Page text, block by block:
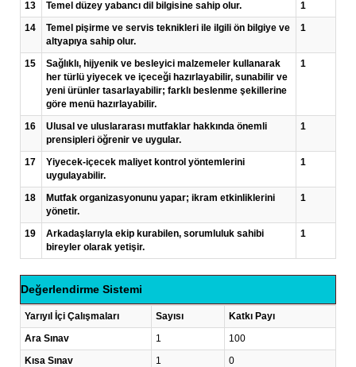
13 Temel düzey yabancı dil bilgisine sahip olur.
1
14
Temel pişirme ve servis teknikleri ile ilgili ön bilgiye ve
altyapıya sahip olur.
1
15
Sağlıklı, hijyenik ve besleyici malzemeler kullanarak
her türlü yiyecek ve içeceği hazırlayabilir, sunabilir ve
yeni ürünler tasarlayabilir; farklı beslenme şekillerine
göre menü hazırlayabilir.
1
16
Ulusal ve uluslararası mutfaklar hakkında önemli
prensipleri öğrenir ve uygular.
1
17
Yiyecek-içecek maliyet kontrol yöntemlerini
uygulayabilir.
1
18
Mutfak organizasyonunu yapar; ikram etkinliklerini
yönetir.
1
19
Arkadaşlarıyla ekip kurabilen, sorumluluk sahibi
bireyler olarak yetişir.
1
Değerlendirme Sistemi
Yarıyıl İçi Çalışmaları Sayısı
Katkı Payı
Ara Sınav
1
100
Kısa Sınav
1
0